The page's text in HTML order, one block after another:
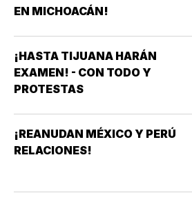
EN MICHOACÁN!
¡HASTA TIJUANA HARÁN
EXAMEN! - CON TODO Y
PROTESTAS
¡REANUDAN MÉXICO Y PERÚ
RELACIONES!